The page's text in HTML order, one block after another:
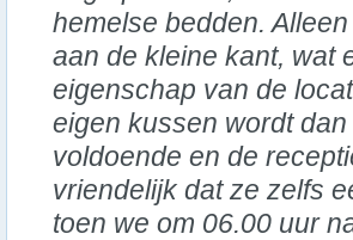
hemelse bedden.
aan de kleine kant, wat
eigenschap van de
eigen kussen wordt
voldoende en de
vriendelijk dat ze zelfs
toen we om 06.00 uur